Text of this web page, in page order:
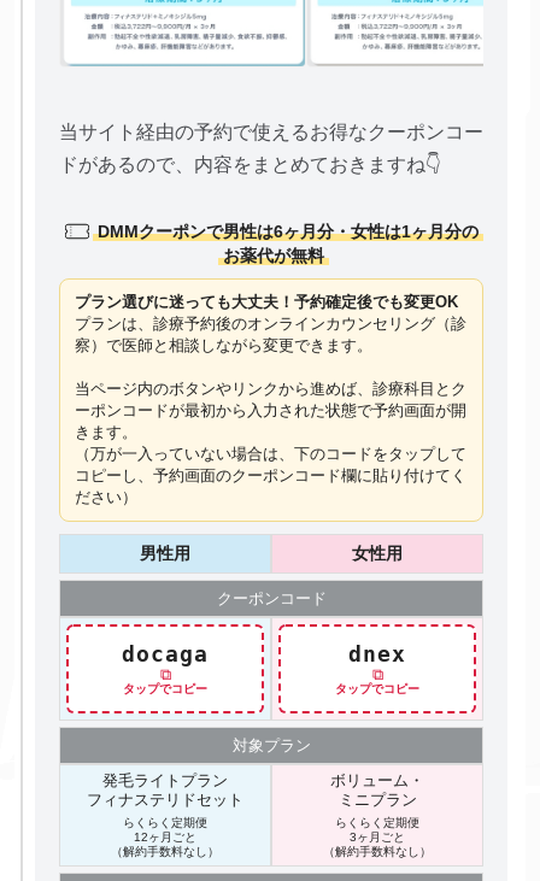
当サイト経由の予約で使えるお得なクーポンコー
ドがあるので、内容をまとめておきますね👇
DMMクーポンで男性は6ヶ月分・女性は1ヶ月分の
お薬代が無料
プラン選びに迷っても大丈夫！予約確定後でも変更OK
プランは、診療予約後のオンラインカウンセリング（診
察）で医師と相談しながら変更できます。
当ページ内のボタンやリンクから進めば、診療科目とク
ーポンコードが最初から入力された状態で予約画面が開
きます。
（万が一入っていない場合は、下のコードをタップ して
コピーし、予約画面のクーポンコード欄に貼り付けてく
ださい）
男性用 女性用
クーポン コード
docaga
⧉
タップでコピー
dnex
⧉
タップでコピー
対象プラン
発毛ライトプラン
フィナステリドセット
らくらく定期便
12ヶ月ごと
（解約手数料なし）
ボリューム・
ミニプラン
らくらく定期便
3ヶ月ごと
（解約手数料なし）